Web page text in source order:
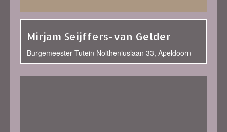
Mirjam Seijffers-van Gelder
Burgemeester Tutein Noltheniuslaan 33, Apeldoorn